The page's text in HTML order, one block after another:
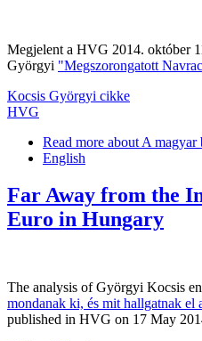
Megjelent a HVG 2014. október
Györgyi "Megszorongatott
Kocsis Györgyi cikke
HVG
Read more about A magyar
English
Far Away from the
Euro in Hungary
The analysis of Györgyi Kocsis
mondanak ki, és mit hallgatnak el
published in HVG on 17 May